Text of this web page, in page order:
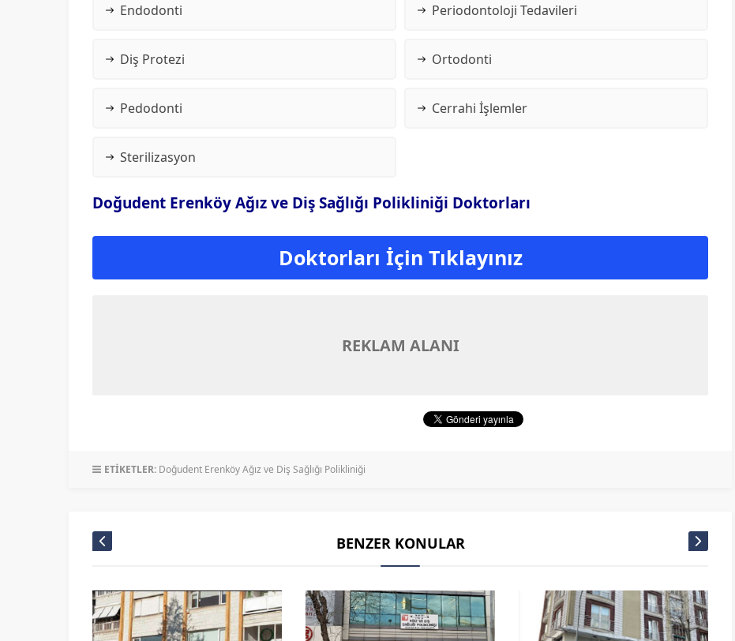
Endodonti Periodontoloji Tedavileri
Diş Protezi Ortodonti
Pedodonti Cerrahi İşlemler
Sterilizasyon
Doğudent Erenköy Ağız ve Diş Sağlığı Polikliniği Doktorları
Doktorları İçin Tıklayınız
REKLAM ALANI
ETİKETLER: Doğudent Erenköy Ağız ve Diş Sağlığı Polikliniği
BENZER KONULAR